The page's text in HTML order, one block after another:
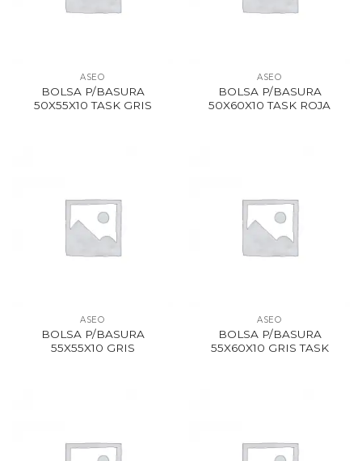
ASEO
BOLSA P/BASURA
50X55X10 TASK GRIS
ASEO
BOLSA P/BASURA
50X60X10 TASK ROJA
ASEO
BOLSA P/BASURA
55X55X10 GRIS
ASEO
BOLSA P/BASURA
55X60X10 GRIS TASK